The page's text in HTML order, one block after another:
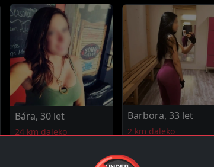
Bára, 30 let
24 km daleko
Barbora, 33 let
2 km daleko
mám potřeby a stojím